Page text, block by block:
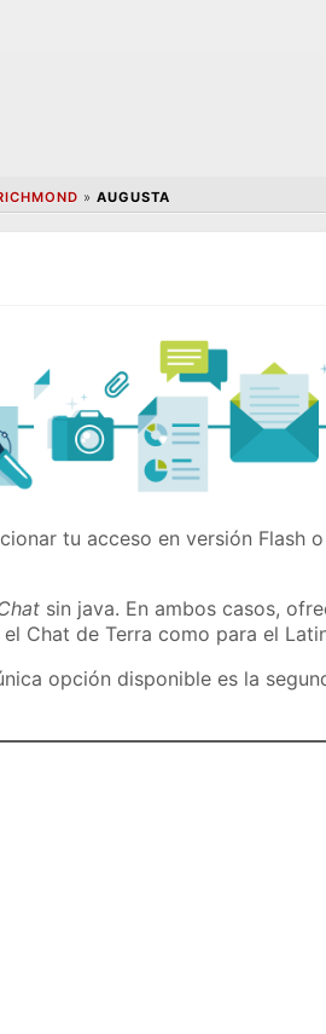
» AUGUSTA
tu acceso en versión Flash
sin java. En ambos casos,
Chat de Terra como para el
opción disponible es la